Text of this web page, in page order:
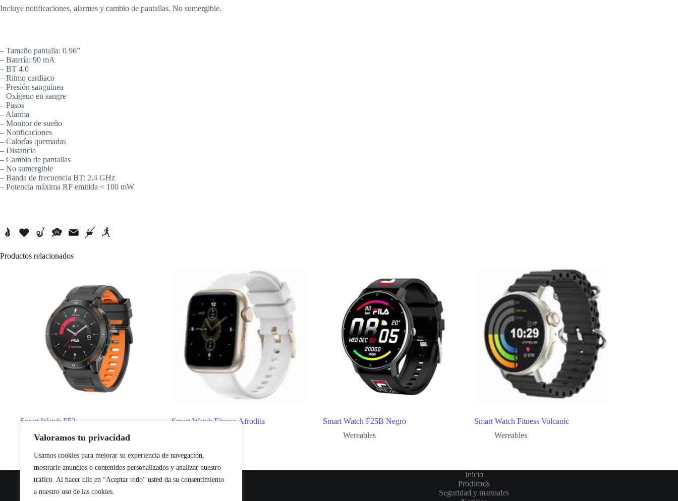
Valoramos tu privacidad
Usamos cookies para mejorar su experiencia de navegación,
mostrarle anuncios o contenidos personalizados y analizar nuestro
tráfico. Al hacer clic en “Aceptar todo” usted da su consentimiento
a nuestro uso de las cookies.
Incluye notificaciones, alarmas y cambio de pantallas. No sumergible.
– Tamaño pantalla: 0.96”
– Batería: 90 mA
– BT 4.0
– Ritmo cardiaco
– Presión sanguínea
– Oxígeno en sangre
– Pasos
– Alarma
– Monitor de sueño
– Notificaciones
– Calorías quemadas
– Distancia
– Cambio de pantallas
– No sumergible
– Banda de frecuencia BT: 2.4 GHz
– Potencia máxima RF emitida < 100 mW
Productos relacionados
Smart Watch F52
Wereables
Smart Watch Fitness Afrodita
Smart Watch F25B Negro
Wereables
Smart Watch Fitness Volcanic
Wereables
Inicio
Productos
Seguridad y manuales